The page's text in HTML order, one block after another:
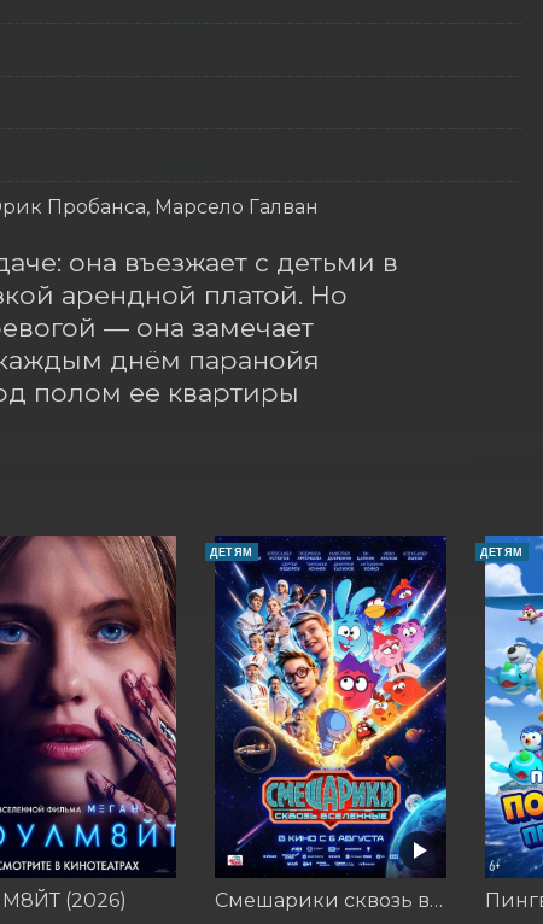
Пробанса, Марсело Галван
она въезжает с детьми в
арендной платой. Но
— она замечает
днём паранойя
полом ее квартиры
(2026)
ДЕТЯМ
Смешарики сквозь вселенные
ДЕТЯМ